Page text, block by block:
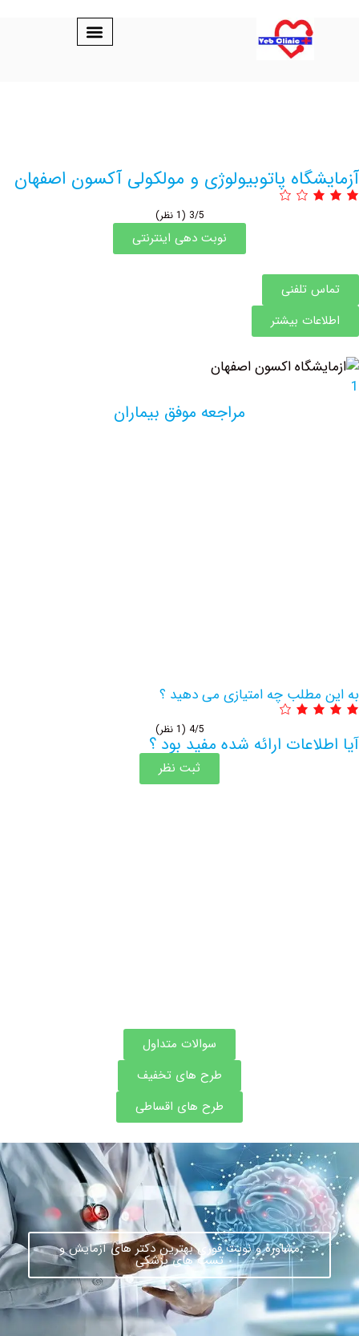
پاتوبیولوژی و مولکولی آکسون اصفهان
نوبت دهی اینترنتی
تلفنی
بیشتر
مراجعه موفق بیماران
چه امتیازی می دهید ؟
ارائه شده مفید بود ؟
ثبت نظر
سوالات متداول
طرح های تخفیف
طرح های اقساطی
مشاوره و نوبت فوری بهترین دکتر های آزمایش و
تست های پزشکی